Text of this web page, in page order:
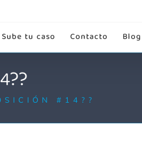
Sube tu caso Contacto Blog
#14??